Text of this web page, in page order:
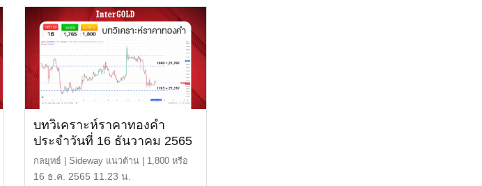
บทวิเคราะห์ราคาทองคำ
ประจำวันที่ 16 ธันวาคม 2565
กลยุทธ์ | Sideway แนวต้าน | 1,800 หรือ
29,700 บาท แนวรั […]
16 ธ.ค. 2565 11.23 น.